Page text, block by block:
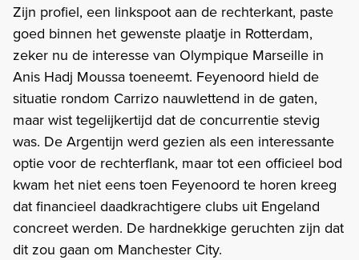
Zijn profiel, een linkspoot aan de rechterkant, paste
goed binnen het gewenste plaatje in Rotterdam,
zeker nu de interesse van Olympique Marseille in
Anis Hadj Moussa toeneemt. Feyenoord hield de
situatie rondom Carrizo nauwlettend in de gaten,
maar wist tegelijkertijd dat de concurrentie stevig
was. De Argentijn werd gezien als een interessante
optie voor de rechterflank, maar tot een officieel bod
kwam het niet eens toen Feyenoord te horen kreeg
dat financieel daadkrachtigere clubs uit Engeland
concreet werden. De hardnekkige geruchten zijn dat
dit zou gaan om Manchester City.